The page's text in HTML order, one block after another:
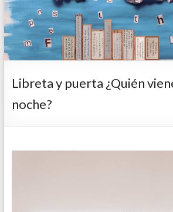
Libreta y puerta ¿Quién
noche?